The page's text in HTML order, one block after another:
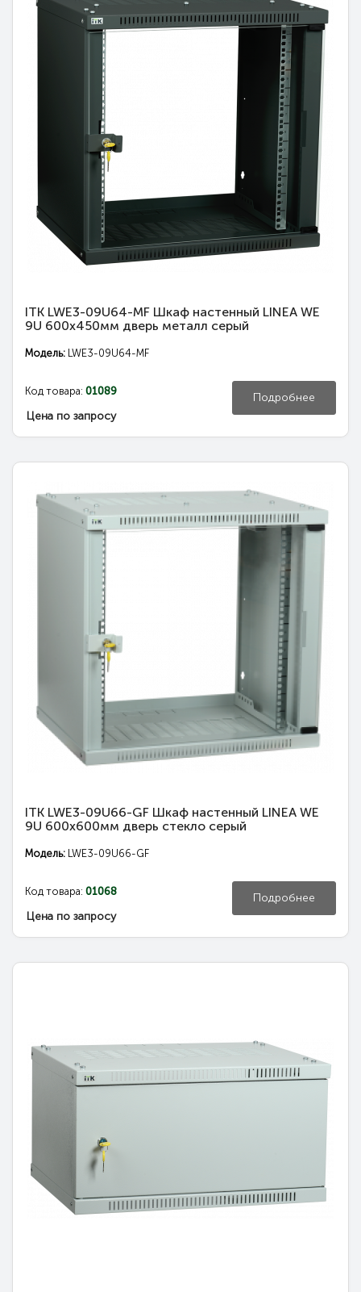
ITK LWE3-09U64-MF Шкаф настенный LINEA WE
9U 600x450мм дверь металл серый
Модель: LWE3-09U64-MF
Код товара: 01089
Цена по запросу
Подробнее
ITK LWE3-09U66-GF Шкаф настенный LINEA WE
9U 600x600мм дверь стекло серый
Модель: LWE3-09U66-GF
Код товара: 01068
Цена по запросу
Подробнее